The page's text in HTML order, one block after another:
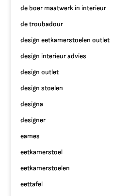
de boer maatwerk in interieur
de troubadour
design eetkamerstoelen outlet
design interieur advies
design outlet
design stoelen
designa
designer
eames
eetkamerstoel
eetkamerstoelen
eettafel